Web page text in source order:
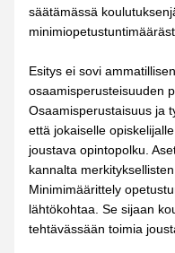
säätämässä
Esitys ei sovi
osaamisperusteisuuden
Osaamisperustaisuus ja
että jokaiselle
joustava opintopolku.
kannalta
Minimimäärittely
lähtökohtaa. Se sijaan
tehtävässään toimia